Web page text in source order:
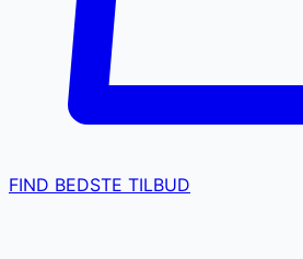
FIND BEDSTE TILBUD